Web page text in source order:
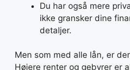
Du har også mere
ikke gransker dine
detaljer.
Men som med alle lån, er
Højere renter og gebyrer er